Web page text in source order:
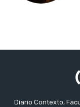
Diario Contexto,